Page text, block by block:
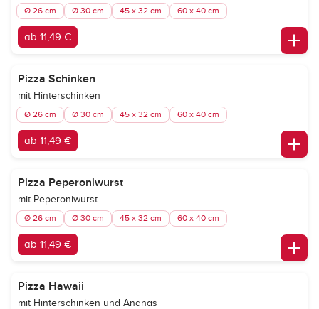
Ø 26 cm Ø 30 cm 45 x 32 cm 60 x 40 cm
ab 11,49 €
Pizza Schinken
mit Hinterschinken
Ø 26 cm Ø 30 cm 45 x 32 cm 60 x 40 cm
ab 11,49 €
Pizza Peperoniwurst
mit Peperoniwurst
Ø 26 cm Ø 30 cm 45 x 32 cm 60 x 40 cm
ab 11,49 €
Pizza Hawaii
mit Hinterschinken und Ananas